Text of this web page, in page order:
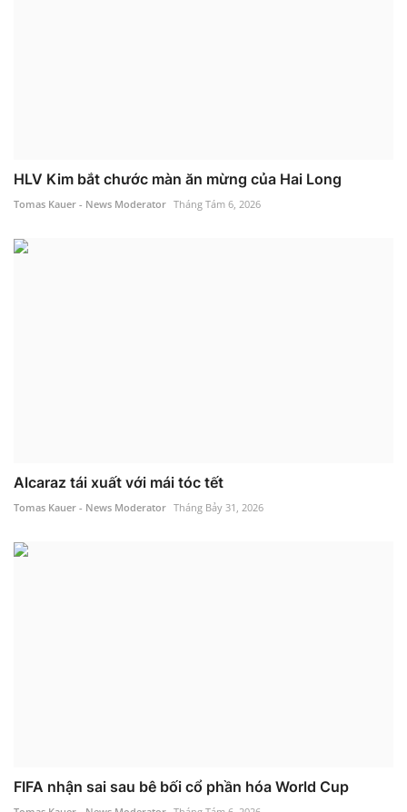
HLV Kim bắt chước màn ăn mừng của Hai Long
Tomas Kauer - News Moderator Tháng Tám 6, 2026
Alcaraz tái xuất với mái tóc tết
Tomas Kauer - News Moderator Tháng Bảy 31, 2026
FIFA nhận sai sau bê bối cổ phần hóa World Cup